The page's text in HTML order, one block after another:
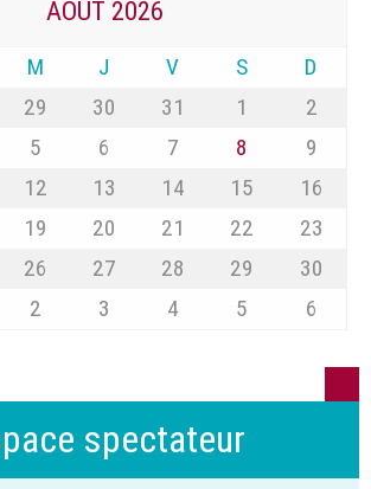
AOÛT 2026
M J V S
D
29 30 31 1
2
5 6 7 8
9
12 13 14 15
16
19 20 21 22
23
26 27 28 29
30
2 3 4 5 6
spectateur